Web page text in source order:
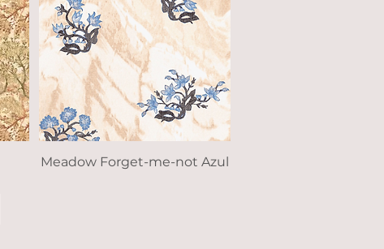
Vista rápida
Meadow Forget-me-not Azul